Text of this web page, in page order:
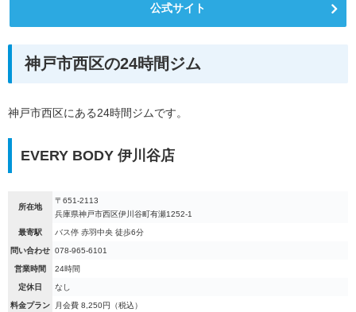
公式サイト
神戸市西区の24時間ジム
神戸市西区にある24時間ジムです。
EVERY BODY 伊川谷店
所在地
〒651-2113
兵庫県神戸市西区伊川谷町有瀬1252-1
最寄駅 バス停 赤羽中央 徒歩6分
問い合わせ 078-965-6101
営業時間 24時間
定休日 なし
料金プラン 月会費 8,250円（税込）